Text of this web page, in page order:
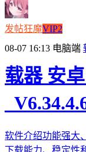
发帖狂魔VIP2
08-07 16:13 电脑端
载器 安
软件介绍功能强大
下载能力、稳定性